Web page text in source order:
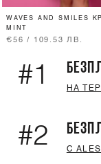
WAVES AND SMILES
MINT
€56 / 109.53 ЛВ.
#1 НА
#2 С